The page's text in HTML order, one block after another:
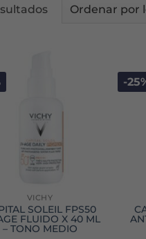
Ordenado
VICHY
SOLEIL FPS50
FLUIDO X 40 ML
– TONO MEDIO
-